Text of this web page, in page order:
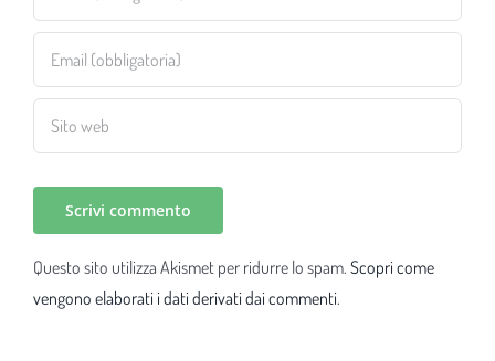
Questo sito utilizza Akismet per ridurre lo spam. Scopri come
vengono elaborati i dati derivati dai commenti.